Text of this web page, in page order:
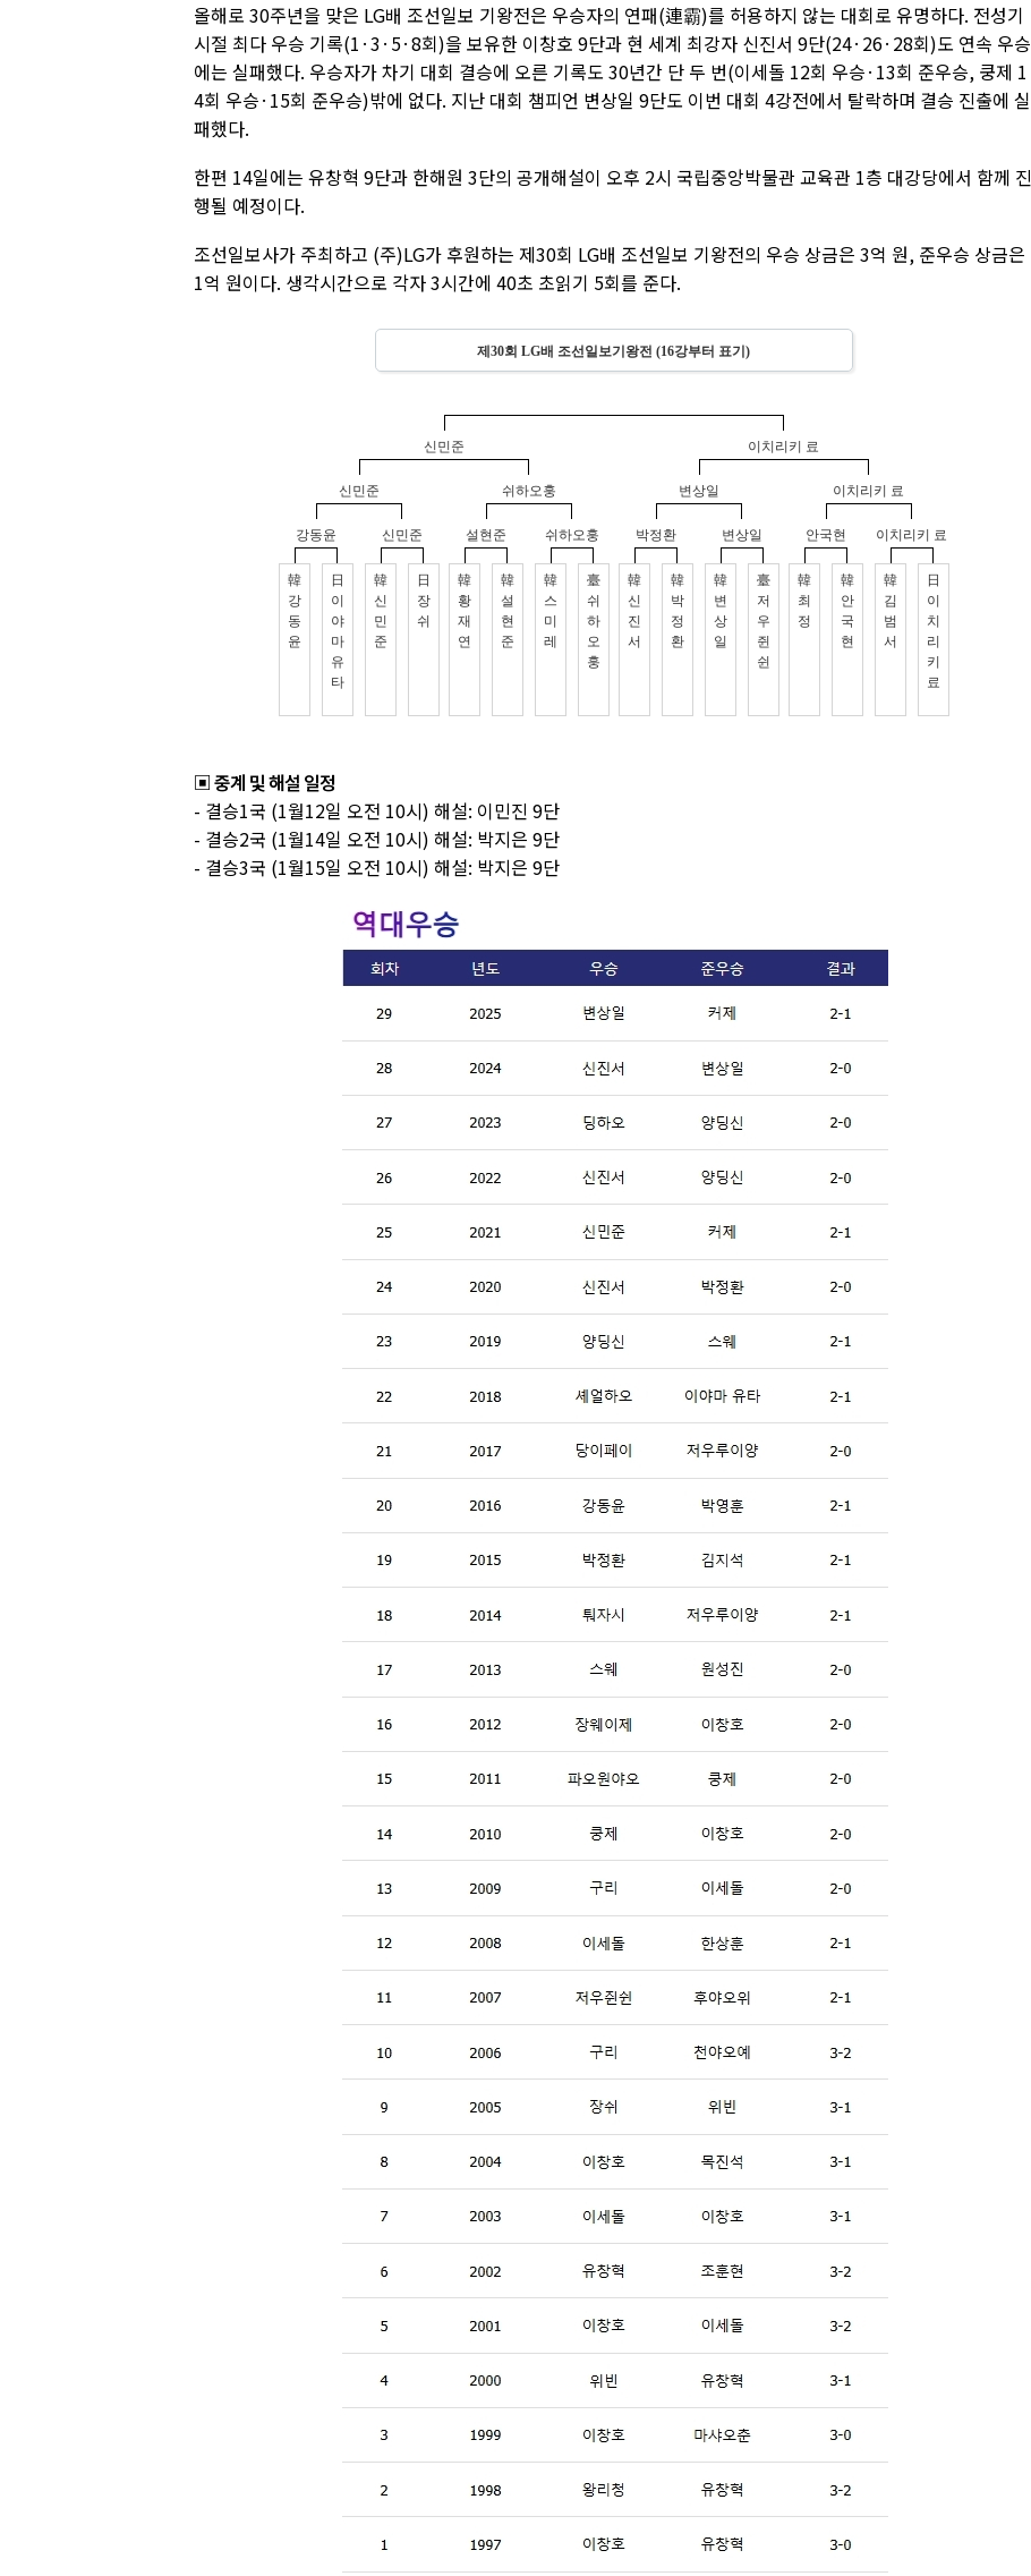
올해로 30주년을 맞은 LG배 조선일보 기왕전은 우승자의 연패(連霸)를 허용하지 않는 대회로 유명하다. 전성기
시절 최다 우승 기록(1·3·5·8회)을 보유한 이창호 9단과 현 세계 최강자 신진서 9단(24·26·28회)도 연속 우승
에는 실패했다. 우승자가 차기 대회 결승에 오른 기록도 30년간 단 두 번(이세돌 12회 우승·13회 준우승, 쿵제 1
4회 우승·15회 준우승)밖에 없다. 지난 대회 챔피언 변상일 9단도 이번 대회 4강전에서 탈락하며 결승 진출에 실
패했다.
한편 14일에는 유창혁 9단과 한해원 3단의 공개해설이 오후 2시 국립중앙박물관 교육관 1층 대강당에서 함께 진
행될 예정이다.
조선일보사가 주최하고 (주)LG가 후원하는 제30회 LG배 조선일보 기왕전의 우승 상금은 3억 원, 준우승 상금은
1억 원이다. 생각시간으로 각자 3시간에 40초 초읽기 5회를 준다.
▣ 중계 및 해설 일정
- 결승1국 (1월12일 오전 10시) 해설: 이민진 9단
- 결승2국 (1월14일 오전 10시) 해설: 박지은 9단
- 결승3국 (1월15일 오전 10시) 해설: 박지은 9단